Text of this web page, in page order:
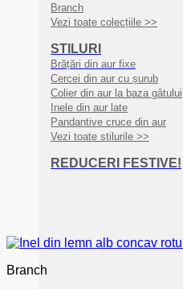
Branch
Vezi toate colecțiile >>
STILURI
Brățări din aur fixe
Cercei din aur cu șurub
Colier din aur la baza gâtului
Inele din aur late
Pandantive cruce din aur
Vezi toate stilurile >>
REDUCERI FESTIVE!
Branch